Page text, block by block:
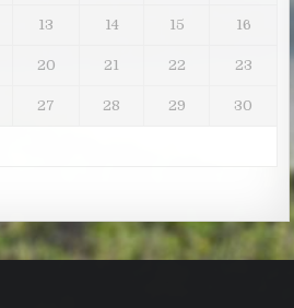
13 14 15 16
20 21 22 23
27 28 29 30